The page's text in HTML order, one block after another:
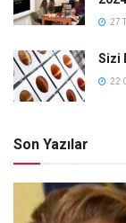
27
Sizi
22
Son Yazılar